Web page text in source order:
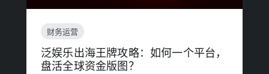
财务运营
泛娱乐出海王牌攻略：如何一个平台，
盘活全球资金版图？